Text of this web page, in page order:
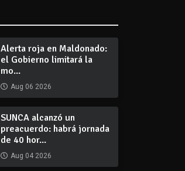
Alerta roja en Maldonado:
el Gobierno limitará la
mo...
Aug 06 2026
SUNCA alcanzó un
preacuerdo: habrá jornada
de 40 hor...
Aug 04 2026